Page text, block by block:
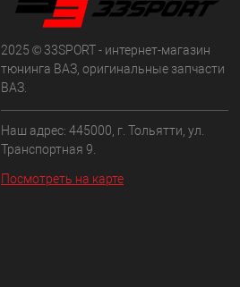
2025 © 33SPORT - интернет-магазин
тюнинга ВАЗ, оригинальные запчасти
ВАЗ.
Наш адрес: 445000, г. Тольятти, ул.
Транспортная 9.
Посмотреть на карте